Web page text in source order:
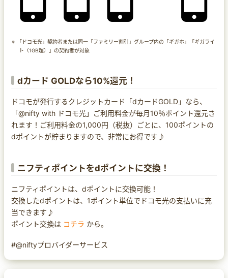
「ドコモ光」契約者または同一「ファミリー割引」グループ内の「ギガホ」「ギガライ
ト（1GB超）」の契約者が対象
dカード GOLDなら10%還元！
ドコモが発行するクレジットカード「dカードGOLD」なら、
「@nifty with ドコモ光」ご利用料金が毎月10％ポイント還元さ
れます！ご利用料金の1,000円（税抜）ごとに、100ポイントの
dポイントが貯まりますので、非常にお得です♪
ニフティポイントをdポイントに交換！
ニフティポイントは、dポイントに交換可能！
交換したdポイントは、1ポイント単位でドコモ光の支払いに充
当できます♪
ポイント交換は コチラ から。
#@niftyプロバイダーサービス